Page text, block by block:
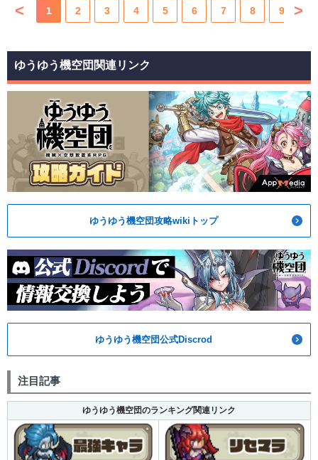
< 1 2 3 4 5 6 7 8 9 >
ゆうゆう機空団関連リンク
ゆうゆう機空団攻略wikiトップ
ゆうゆう機空団公式Discrod
注目記事
ゆうゆう機空団のランキング関連リンク